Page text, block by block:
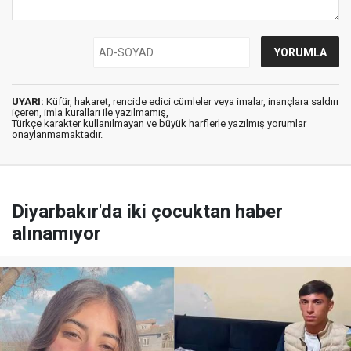
UYARI: Küfür, hakaret, rencide edici cümleler veya imalar, inançlara saldırı
içeren, imla kuralları ile yazılmamış,
Türkçe karakter kullanılmayan ve büyük harflerle yazılmış yorumlar
onaylanmamaktadır.
Diyarbakır'da iki çocuktan haber
alınamıyor